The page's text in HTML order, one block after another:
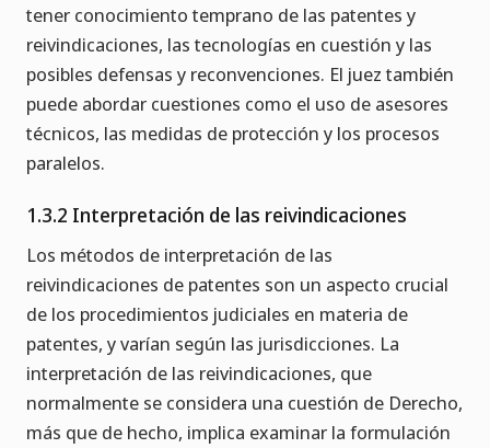
tener conocimiento temprano de las patentes y
reivindicaciones, las tecnologías en cuestión y las
posibles defensas y reconvenciones. El juez también
puede abordar cuestiones como el uso de asesores
técnicos, las medidas de protección y los procesos
paralelos.
1.3.2 Interpretación de las reivindicaciones
Los métodos de interpretación de las
reivindicaciones de patentes son un aspecto crucial
de los procedimientos judiciales en materia de
patentes, y varían según las jurisdicciones. La
interpretación de las reivindicaciones, que
normalmente se considera una cuestión de Derecho,
más que de hecho, implica examinar la formulación